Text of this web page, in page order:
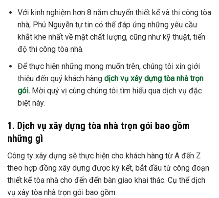
Với kinh nghiệm hơn 8 năm chuyển thiết kế và thi công tòa
nhà, Phú Nguyễn tự tin có thể đáp ứng những yêu cầu
khắt khe nhất về mặt chất lượng, cũng như kỹ thuật, tiến
độ thi công tòa nhà.
Để thực hiện những mong muốn trên, chúng tôi xin giới
thiệu đến quý khách hàng dịch vụ xây dựng tòa nhà trọn
gói. Mời quý vị cùng chúng tôi tìm hiểu qua dịch vụ đặc
biệt này.
1. Dịch vụ xây dựng tòa nhà trọn gói bao gồm
những gì
Công ty xây dựng sẽ thực hiện cho khách hàng từ A đến Z
theo hợp đồng xây dựng được ký kết, bắt đầu từ công đoạn
thiết kế tòa nhà cho đến đến bàn giao khai thác. Cụ thể dịch
vụ xây tòa nhà trọn gói bao gồm: